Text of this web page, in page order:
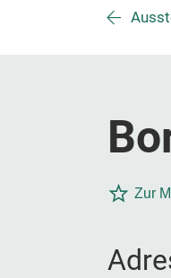
Zur